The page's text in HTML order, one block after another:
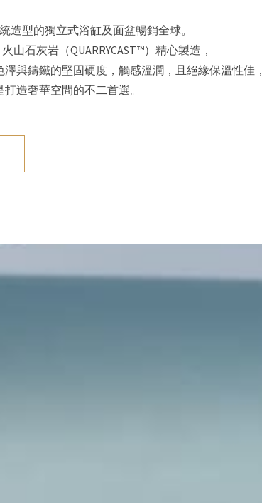
造型的獨立式浴缸及面盆暢銷全球。
石灰岩（QUARRYCAST™）精心製造，
與鑄鐵的堅固硬度，觸感溫潤，且絕緣保溫性佳，
造奢華空間的不二首選。